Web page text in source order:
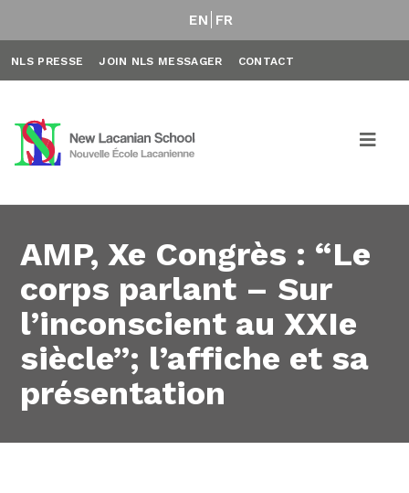
EN FR
NLS PRESSE JOIN NLS MESSAGER CONTACT
AMP, Xe Congrès : “Le
corps parlant – Sur
l’inconscient au XXIe
siècle”; l’affiche et sa
présentation